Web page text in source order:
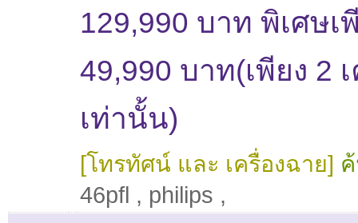
129,990 บาท พิเศษเ
49,990 บาท(เพียง 2
เท่านั้น)
[โทรทัศน์ และ เครื่องฉาย]
46pfl , philips ,